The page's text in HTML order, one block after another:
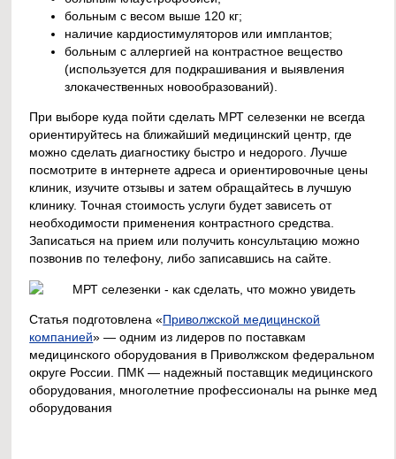
больным с весом выше 120 кг;
наличие кардиостимуляторов или имплантов;
больным с аллергией на контрастное вещество
(используется для подкрашивания и выявления
злокачественных новообразований).
При выборе куда пойти сделать МРТ селезенки не всегда
ориентируйтесь на ближайший медицинский центр, где
можно сделать диагностику быстро и недорого. Лучше
посмотрите в интернете адреса и ориентировочные цены
клиник, изучите отзывы и затем обращайтесь в лучшую
клинику. Точная стоимость услуги будет зависеть от
необходимости применения контрастного средства.
Записаться на прием или получить консультацию можно
позвонив по телефону, либо записавшись на сайте.
Статья подготовлена «Приволжской медицинской
компанией» — одним из лидеров по поставкам
медицинского оборудования в Приволжском федеральном
округе России. ПМК — надежный поставщик медицинского
оборудования, многолетние профессионалы на рынке мед
оборудования